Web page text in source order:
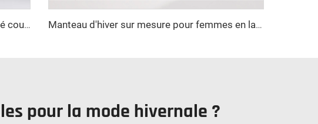
Pantalons d'hiver femme style décontracté coupe droite large couleur unie taille haute fermeture éclair anti-froissement pantalons longs Manteau d'hiver sur mesure pour femmes en laine de haute qualité long avec double boutonnage et ceinture style élégant décorations boutonnées
pour la mode hivernale ?